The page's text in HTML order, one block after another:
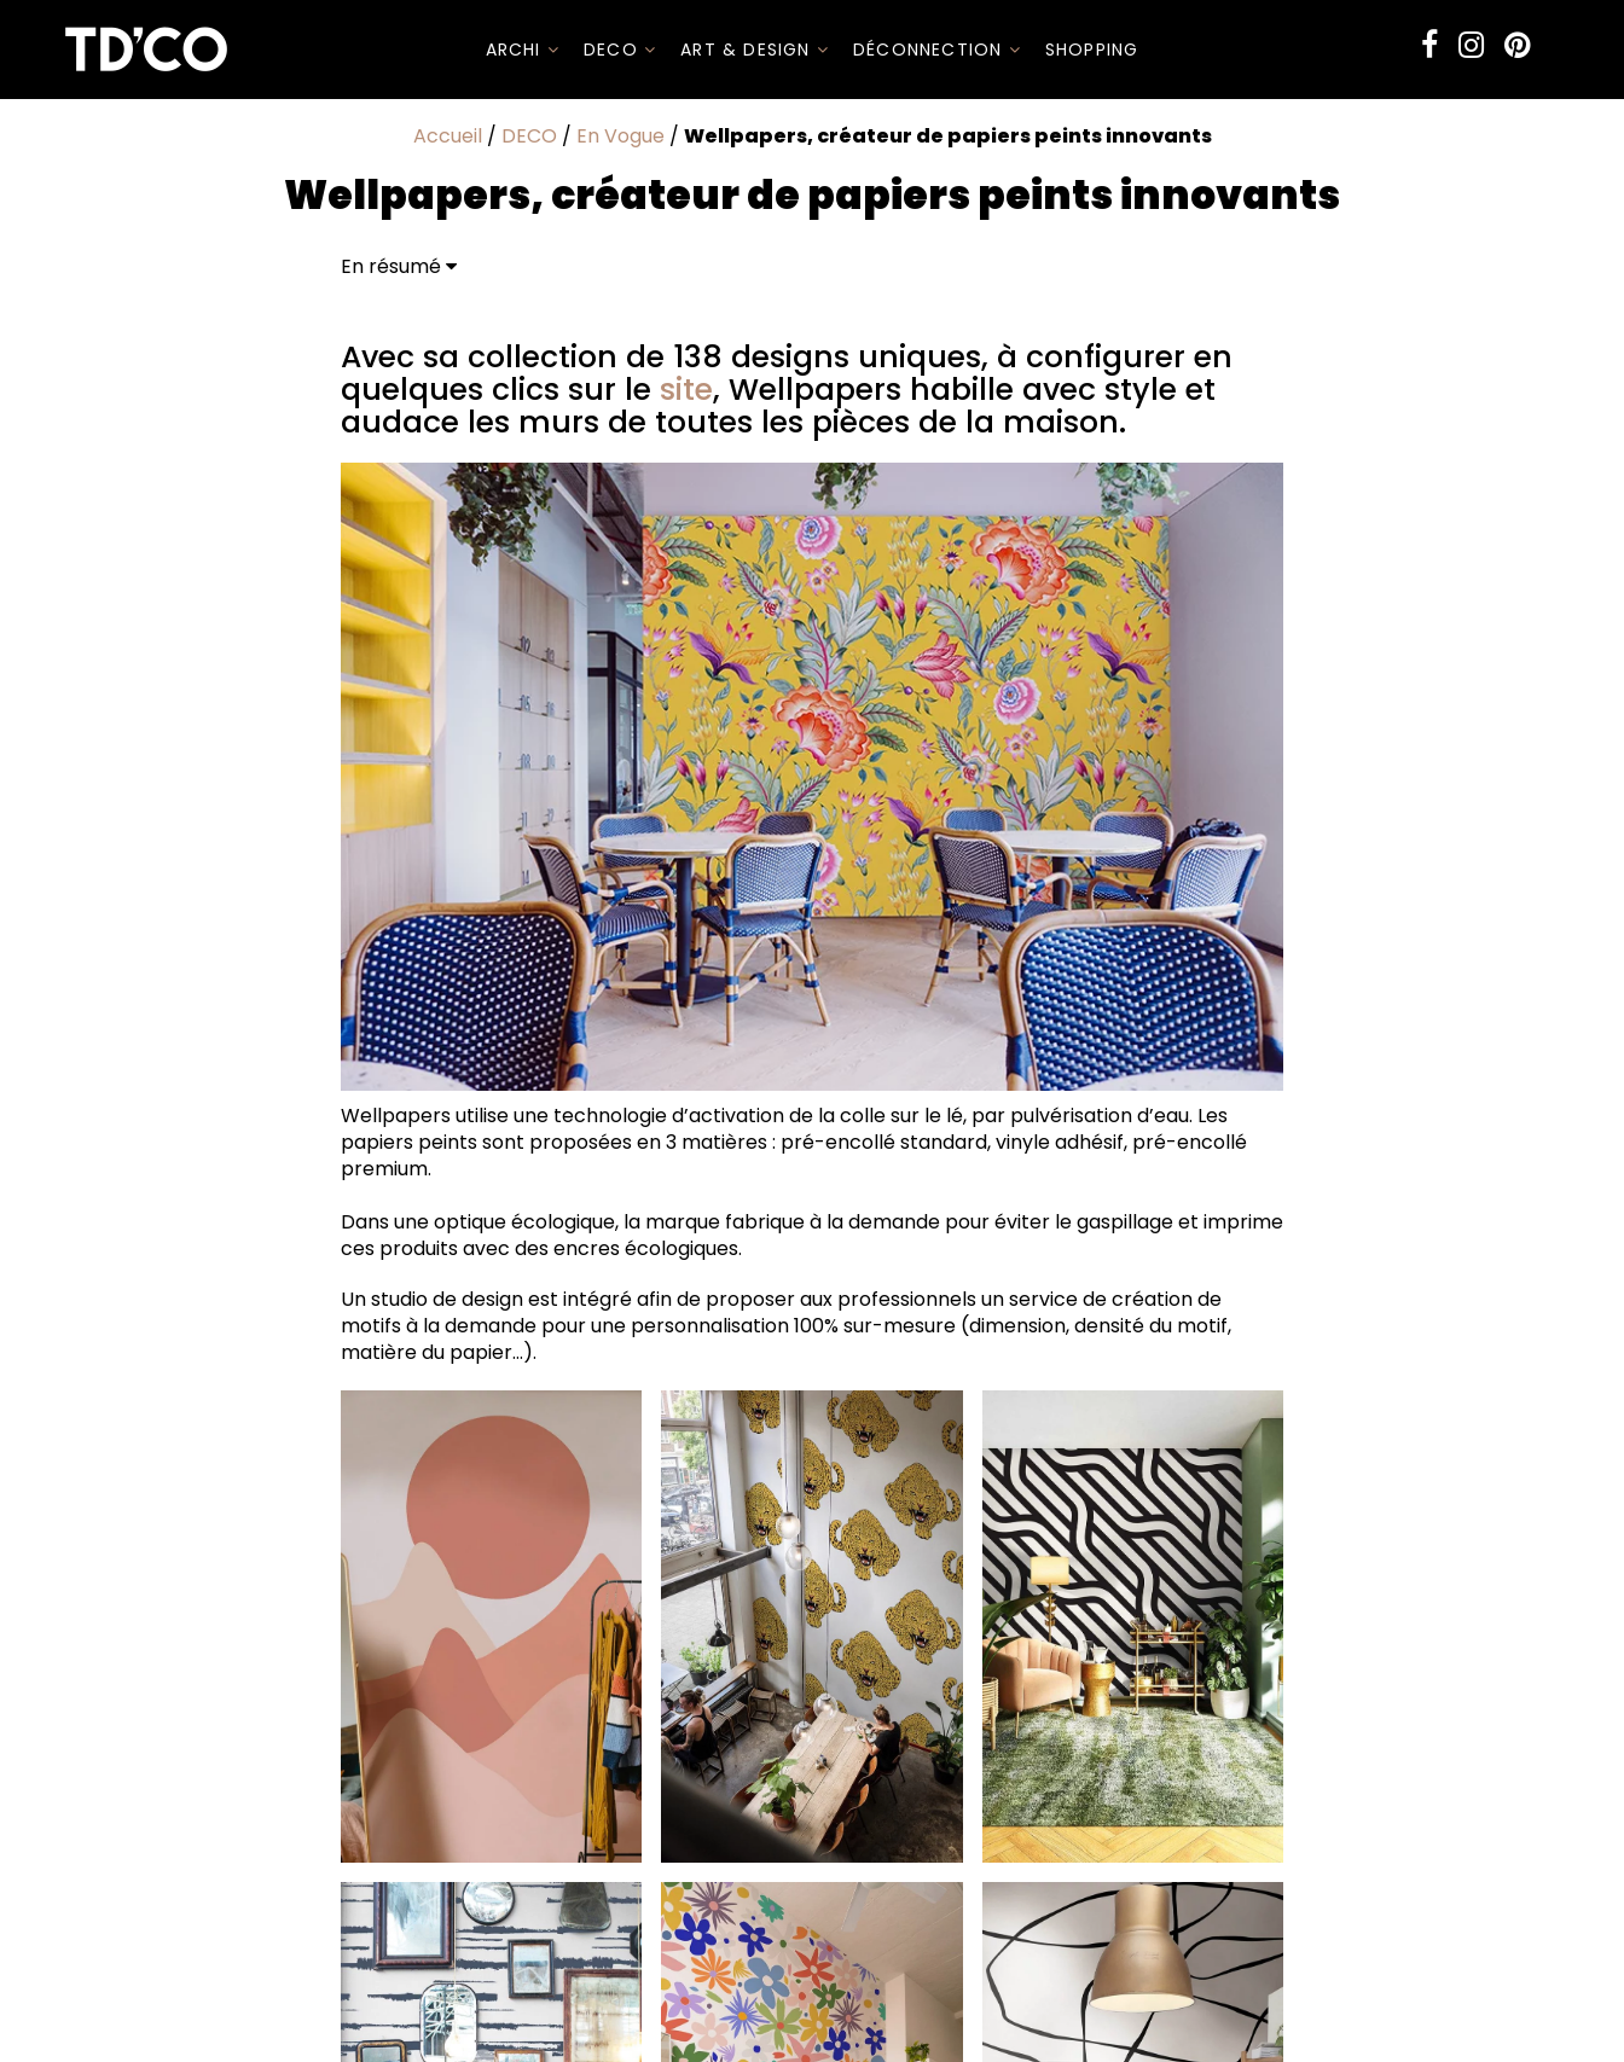
ARCHI DECO ART & DESIGN DÉCONNECTION SHOPPING
Accueil / DECO / En Vogue / Wellpapers, créateur de papiers peints innovants
Wellpapers, créateur de papiers peints innovants
En résumé
Avec sa collection de 138 designs uniques, à configurer en
quelques clics sur le site, Wellpapers habille avec style et
audace les murs de toutes les pièces de la maison.
Wellpapers utilise une technologie d’activation de la colle sur le lé, par pulvérisation d’eau. Les
papiers peints sont proposées en 3 matières : pré-encollé standard, vinyle adhésif, pré-encollé
premium.
Dans une optique écologique, la marque fabrique à la demande pour éviter le gaspillage et imprime
ces produits avec des encres écologiques.
Un studio de design est intégré afin de proposer aux professionnels un service de création de
motifs à la demande pour une personnalisation 100% sur-mesure (dimension, densité du motif,
matière du papier…).